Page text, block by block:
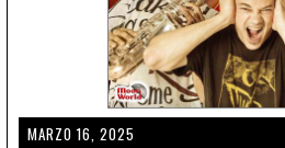
MARZO 16, 2025